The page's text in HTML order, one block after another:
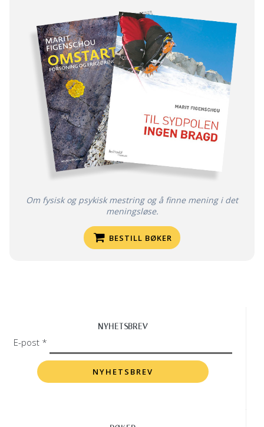
Om fysisk og psykisk mestring og å finne mening i det
meningsløse.
BESTILL BØKER
NYHETSBREV
E-post *